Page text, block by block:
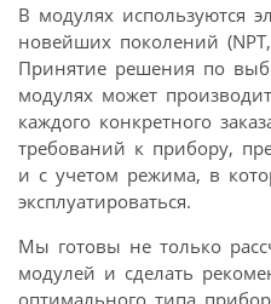
В модулях используются
новейших поколений (NPT,
Принятие решения по
модулях может
каждого конкретного
требований к прибору,
и с учетом режима, в
эксплуатироваться.
Мы готовы не только
модулей и сделать
оптимального типа